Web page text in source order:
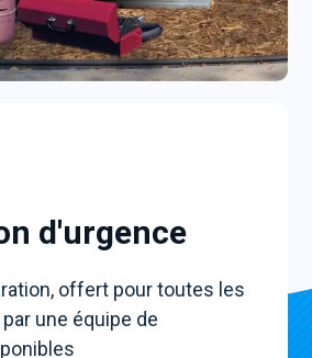
d'urgence
offert pour toutes les
une équipe de